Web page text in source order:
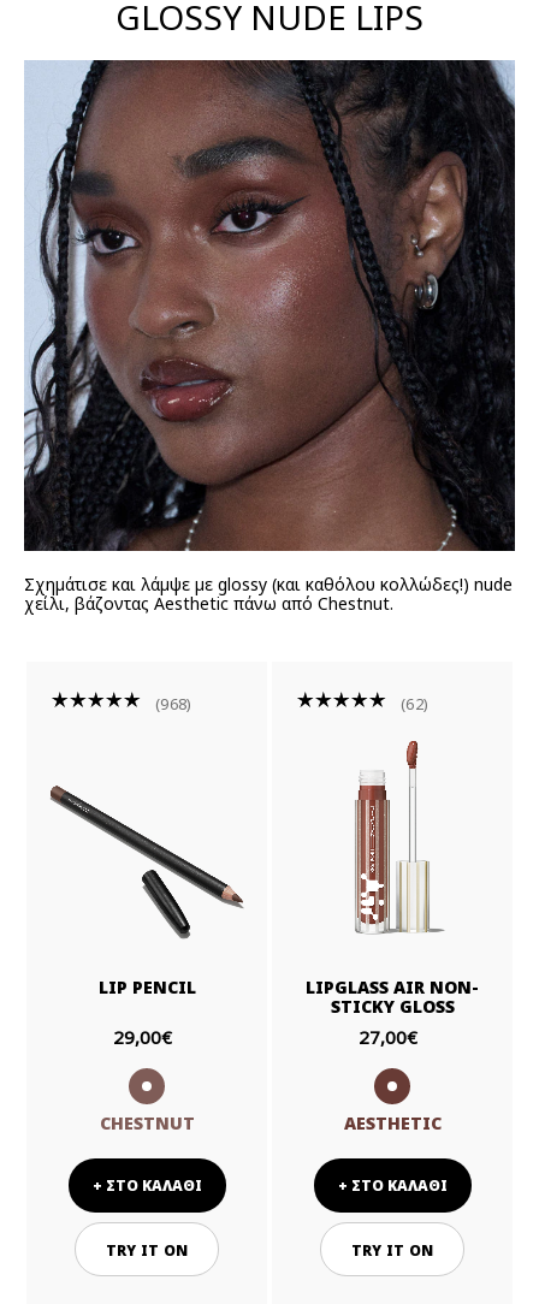
GLOSSY NUDE LIPS
Σχημάτισε και λάμψε με glossy (και καθόλου κολλώδες!) nude
χείλι, βάζοντας Aesthetic πάνω από Chestnut.
968
LIP PENCIL
29,00€
CHESTNUT
+ ΣΤΟ ΚΑΛΑΘΙ
TRY IT ON
62
LIPGLASS AIR NON-
STICKY GLOSS
27,00€
AESTHETIC
+ ΣΤΟ ΚΑΛΑΘΙ
TRY IT ON